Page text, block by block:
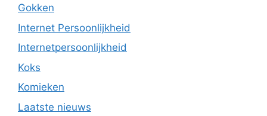
Gokken
Internet Persoonlijkheid
Internetpersoonlijkheid
Koks
Komieken
Laatste nieuws